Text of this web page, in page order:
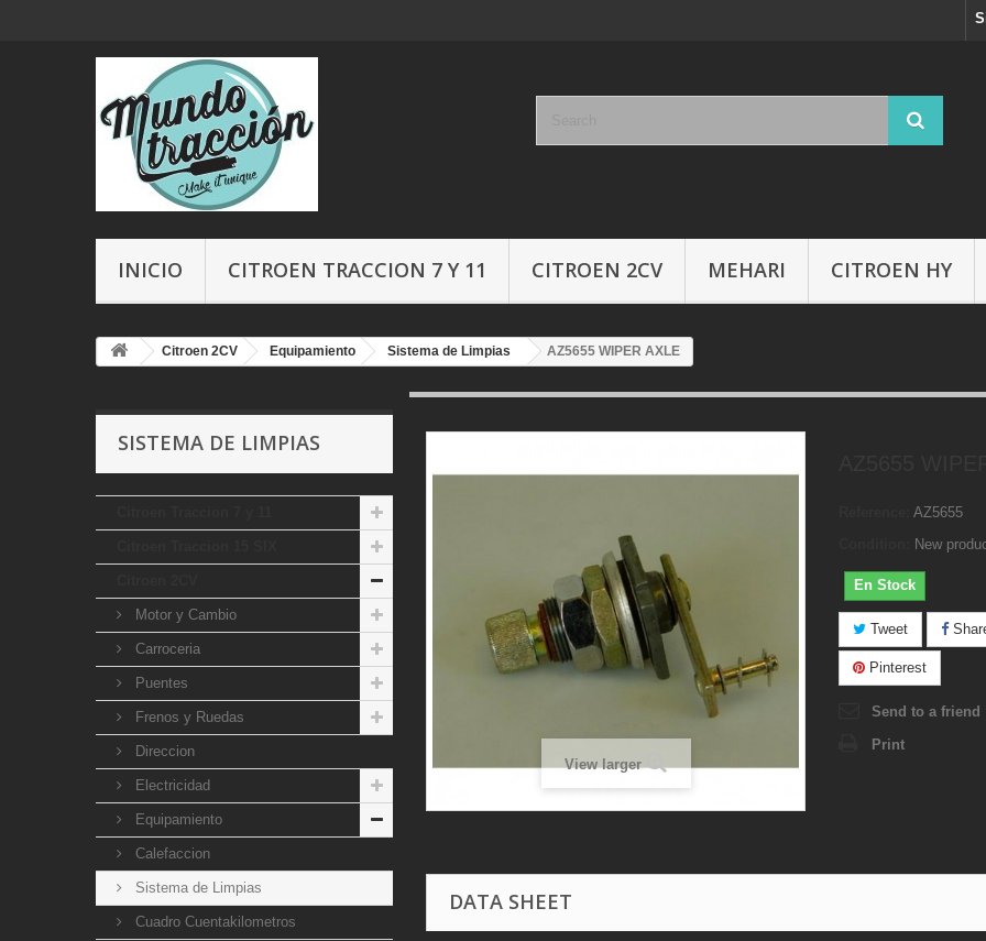
INICIO CITROEN TRACCION 7 Y 11 CITROEN 2CV MEHARI CITROEN HY
Citroen 2CV Equipamiento Sistema de Limpias AZ5655 WIPER AXLE
SISTEMA DE LIMPIAS
Motor y Cambio
Carroceria
Puentes
Frenos y Ruedas
Direccion
Electricidad
Equipamiento
Calefaccion
Sistema de Limpias
Cuadro Cuentakilometros
View larger
AZ5655
New
En Stock
Tweet
Pinterest
Send to a friend
Print
DATA SHEET